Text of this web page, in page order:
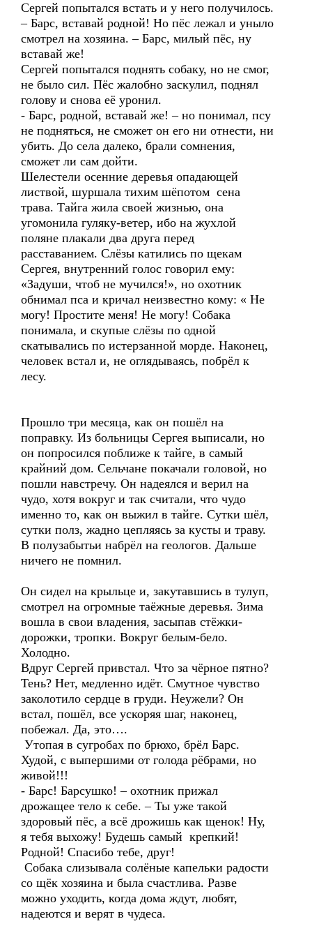
Сергей попытался встать и у него получилось.
– Барс, вставай родной! Но пёс лежал и уныло
смотрел на хозяина. – Барс, милый пёс, ну
вставай же!
Сергей попытался поднять собаку, но не смог,
не было сил. Пёс жалобно заскулил, поднял
голову и снова её уронил.
- Барс, родной, вставай же! – но понимал, псу
не подняться, не сможет он его ни отнести, ни
убить. До села далеко, брали сомнения,
сможет ли сам дойти.
Шелестели осенние деревья опадающей
листвой, шуршала тихим шёпотом сена
трава. Тайга жила своей жизнью, она
угомонила гуляку-ветер, ибо на жухлой
поляне плакали два друга перед
расставанием. Слёзы катились по щекам
Сергея, внутренний голос говорил ему:
«Задуши, чтоб не мучился!», но охотник
обнимал пса и кричал неизвестно кому: « Не
могу! Простите меня! Не могу! Собака
понимала, и скупые слёзы по одной
скатывались по истерзанной морде. Наконец,
человек встал и, не оглядываясь, побрёл к
лесу.
Прошло три месяца, как он пошёл на
поправку. Из больницы Сергея выписали, но
он попросился поближе к тайге, в самый
крайний дом. Сельчане покачали головой, но
пошли навстречу. Он надеялся и верил на
чудо, хотя вокруг и так считали, что чудо
именно то, как он выжил в тайге. Сутки шёл,
сутки полз, жадно цепляясь за кусты и траву.
В полузабытьи набрёл на геологов. Дальше
ничего не помнил.
Он сидел на крыльце и, закутавшись в тулуп,
смотрел на огромные таёжные деревья. Зима
вошла в свои владения, засыпав стёжки-
дорожки, тропки. Вокруг белым-бело.
Холодно.
Вдруг Сергей привстал. Что за чёрное пятно?
Тень? Нет, медленно идёт. Смутное чувство
заколотило сердце в груди. Неужели? Он
встал, пошёл, все ускоряя шаг, наконец,
побежал. Да, это….
Утопая в сугробах по брюхо, брёл Барс.
Худой, с выпершими от голода рёбрами, но
живой!!!
- Барс! Барсушко! – охотник прижал
дрожащее тело к себе. – Ты уже такой
здоровый пёс, а всё дрожишь как щенок! Ну,
я тебя выхожу! Будешь самый крепкий!
Родной! Спасибо тебе, друг!
Собака слизывала солёные капельки радости
со щёк хозяина и была счастлива. Разве
можно уходить, когда дома ждут, любят,
надеются и верят в чудеса.